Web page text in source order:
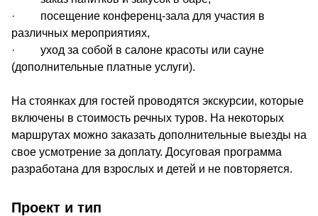
· посещение конференц-зала для участия в
различных мероприятиях,
· уход за собой в салоне красоты или сауне
(дополнительные платные услуги).
На стоянках для гостей проводятся экскурсии, которые
включены в стоимость речных туров. На некоторых
маршрутах можно заказать дополнительные выезды на
свое усмотрение за доплату. Досуговая программа
разработана для взрослых и детей и не повторяется.
Проект и тип